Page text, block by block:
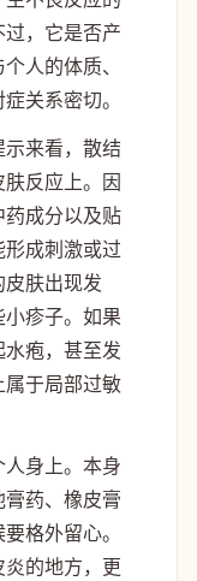
，它是否产
人的体质、
关系密切。
来看，散结
反应上。因
成分以及贴
成刺激或过
肤出现发
疹子。如果
疱，甚至发
于局部过敏
身上。本身
药、橡皮膏
格外留心。
的地方，更